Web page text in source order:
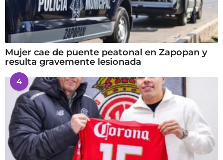
Mujer cae de puente peatonal en Zapopan y
resulta gravemente lesionada
4